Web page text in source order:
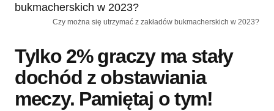
Czy można się utrzymać z zakładów bukmacherskich w 2023?
Tylko 2% graczy ma stały
dochód z obstawiania
meczy. Pamiętaj o tym!